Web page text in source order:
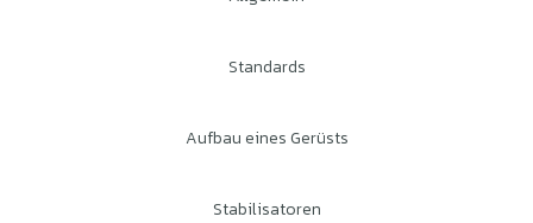
Standards
Aufbau eines Gerüsts
Stabilisatoren